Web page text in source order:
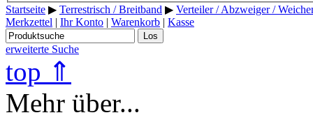
Startseite ▶ Terrestrisch / Breitband ▶ Verteiler / Abzweiger /
Merkzettel | Ihr Konto | Warenkorb | Kasse
Los
erweiterte Suche
top ⇑
Mehr über...